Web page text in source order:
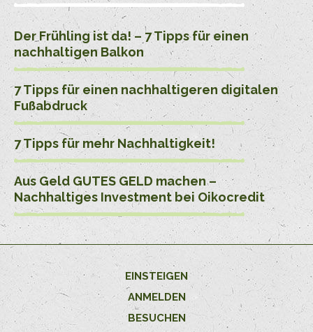
Der Frühling ist da! – 7 Tipps für einen
nachhaltigen Balkon
7 Tipps für einen nachhaltigeren digitalen
Fußabdruck
7 Tipps für mehr Nachhaltigkeit!
Aus Geld GUTES GELD machen –
Nachhaltiges Investment bei Oikocredit
EINSTEIGEN
ANMELDEN
BESUCHEN